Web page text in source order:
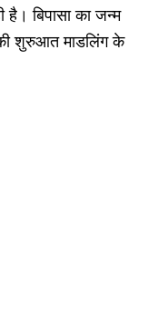
है। बिपासा का जन्म
शुरुआत माडलिंग के